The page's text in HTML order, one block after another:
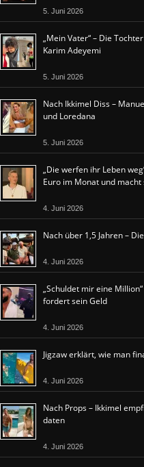
5. Juni 2026
„Mein Vater“ – Die
Karim Adeyemi
5. Juni 2026
Nach Ikkimel Diss –
und Loredana
5. Juni 2026
„Die werfen ihr Leben
Euro im Monat und
4. Juni 2026
Nach über 1,5 Jahren –
4. Juni 2026
„Schuldet mir eine
fordert sein Geld
4. Juni 2026
Jigzaw erklärt, wie man
4. Juni 2026
Nach Props – Ikkimel
daten
4. Juni 2026